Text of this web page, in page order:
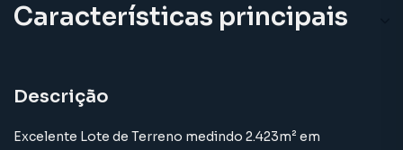
Características principais
Descrição
Excelente Lote de Terreno medindo 2.423m² em